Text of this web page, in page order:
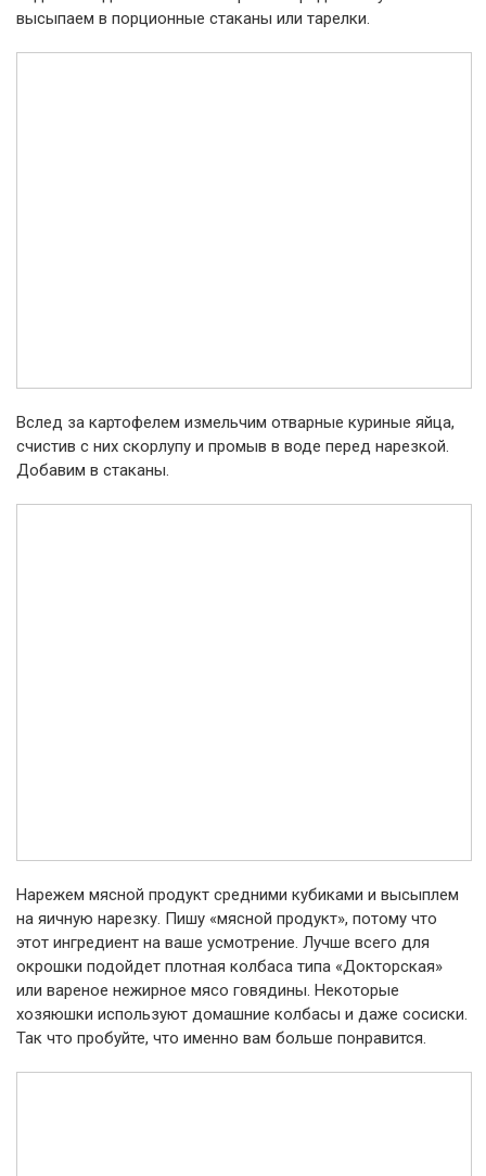
высыпаем в порционные стаканы или тарелки.
Вслед за картофелем измельчим отварные куриные яйца,
счистив с них скорлупу и промыв в воде перед нарезкой.
Добавим в стаканы.
Нарежем мясной продукт средними кубиками и высыплем
на яичную нарезку. Пишу «мясной продукт», потому что
этот ингредиент на ваше усмотрение. Лучше всего для
окрошки подойдет плотная колбаса типа «Докторская»
или вареное нежирное мясо говядины. Некоторые
хозяюшки используют домашние колбасы и даже сосиски.
Так что пробуйте, что именно вам больше понравится.